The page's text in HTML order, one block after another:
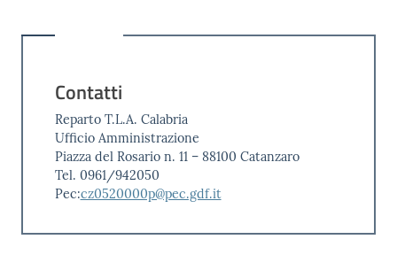
Contatti
Reparto T.L.A. Calabria
Ufficio Amministrazione
Piazza del Rosario n. 11 – 88100 Catanzaro
Tel. 0961/942050
Pec:cz0520000p@pec.gdf.it